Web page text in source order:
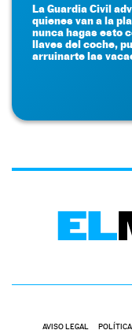
La Guardia Civil
quienes van a la
nunca hagas esto
llaves del coche,
arruinarte las
AVISO LEGAL